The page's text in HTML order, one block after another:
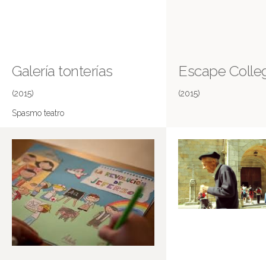
Galería tonterías
(2015)
Spasmo teatro
Escape
(2015)